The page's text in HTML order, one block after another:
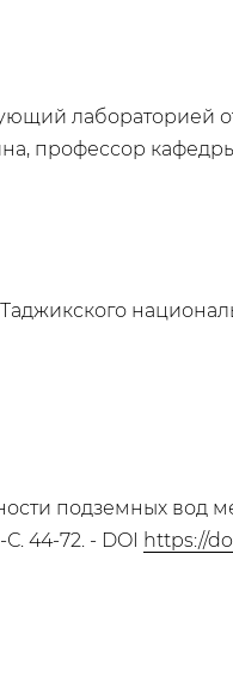
лабораторией
профессор
подземных вод
44-72. - DOI https://